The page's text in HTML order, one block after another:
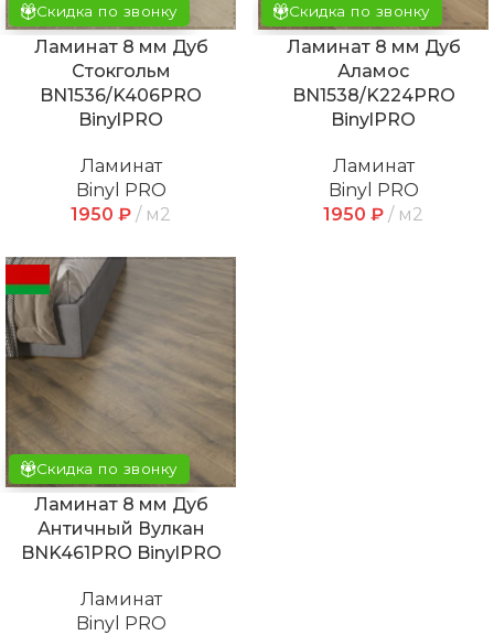
Скидка по звонку
Ламинат 8 мм Дуб
Стокгольм
BN1536/K406PRO
BinylPRO
Ламинат
Binyl PRO
1950 ₽ м2
Скидка по звонку
Ламинат 8 мм Дуб
Аламос
BN1538/K224PRO
BinylPRO
Ламинат
Binyl PRO
1950 ₽ м2
Скидка по звонку
Ламинат 8 мм Дуб
Античный Вулкан
BNK461PRO BinylPRO
Ламинат
Binyl PRO